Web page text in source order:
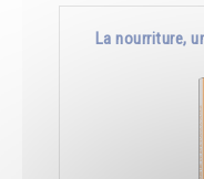
La nourriture,